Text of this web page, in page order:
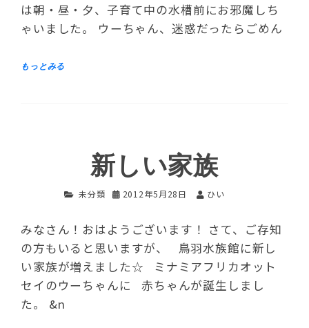
は朝・昼・夕、子育て中の水槽前にお邪魔しち
ゃいました。 ウーちゃん、迷惑だったらごめん
新しい家族
未分類 2012年5月28日 ひい
みなさん！おはようございます！ さて、ご存知
の方もいると思いますが、 鳥羽水族館に新し
い家族が増えました☆ ミナミアフリカオット
セイのウーちゃんに 赤ちゃんが誕生しまし
た。 &n